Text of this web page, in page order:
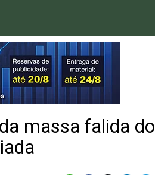
massa falida do